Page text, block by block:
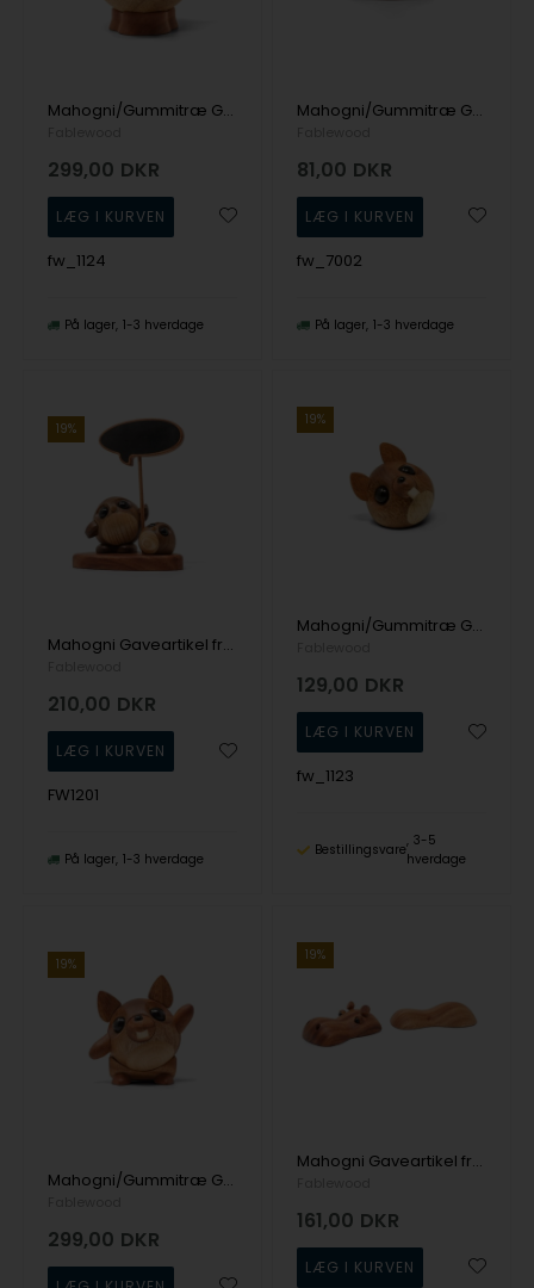
Mahogni/Gummitræ Gaveartikel Pick-Me-Up's fra Fablewood
299,00 DKR
fw_1124
På lager 1-3 hverdage
Mahogni/Gummitræ Gaveartikel fra Fablewood
81,00 DKR
fw_7002
På lager 1-3 hverdage
19%
Mahogni Gaveartikel fra Fablewood
210,00 DKR
FW1201
På lager 1-3 hverdage
19%
Mahogni/Gummitræ Gaveartikel Pick-Me-Up's fra Fablewood
129,00 DKR
fw_1123
Bestillingsvare
3-5
hverdage
19%
Mahogni/Gummitræ Gaveartikel Pick-Me-Up's fra Fablewood
299,00 DKR
19%
Mahogni Gaveartikel fra Fablewood
161,00 DKR